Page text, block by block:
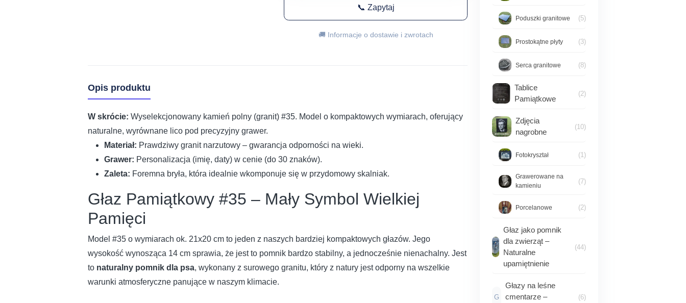
📞 Zapytaj
🚚 Informacje o dostawie i zwrotach
Opis produktu
W skrócie: Wyselekcjonowany kamień polny (granit) #35. Model o kompaktowych wymiarach, oferujący
naturalne, wyrównane lico pod precyzyjny grawer.
Materiał: Prawdziwy granit narzutowy – gwarancja odporności na wieki.
Grawer: Personalizacja (imię, daty) w cenie (do 30 znaków).
Zaleta: Foremna bryła, która idealnie wkomponuje się w przydomowy skalniak.
Głaz Pamiątkowy #35 – Mały Symbol Wielkiej
Pamięci
Model #35 o wymiarach ok. 21x20 cm to jeden z naszych bardziej kompaktowych głazów. Jego
wysokość wynosząca 14 cm sprawia, że jest to pomnik bardzo stabilny, a jednocześnie nienachalny. Jest
to naturalny pomnik dla psa, wykonany z surowego granitu, który z natury jest odporny na wszelkie
warunki atmosferyczne panujące w naszym klimacie.
Poduszki granitowe (5)
Prostokątne płyty (3)
Serca granitowe (8)
Tablice
Pamiątkowe
(2)
Zdjęcia
nagrobne
(10)
Fotokryształ (1)
Grawerowane na
kamieniu
(7)
Porcelanowe (2)
Głaz jako pomnik
dla zwierząt –
Naturalne
upamiętnienie
(44)
G
Głazy na leśne
cmentarze –
(6)